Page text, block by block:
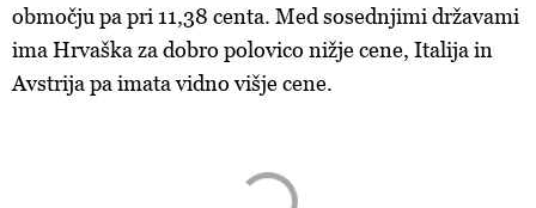
območju pa pri 11,38 centa. Med sosednjimi državami
ima Hrvaška za dobro polovico nižje cene, Italija in
Avstrija pa imata vidno višje cene.